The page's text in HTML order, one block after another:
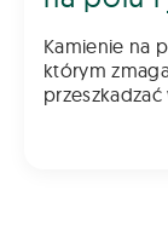
Kamienie na
którym